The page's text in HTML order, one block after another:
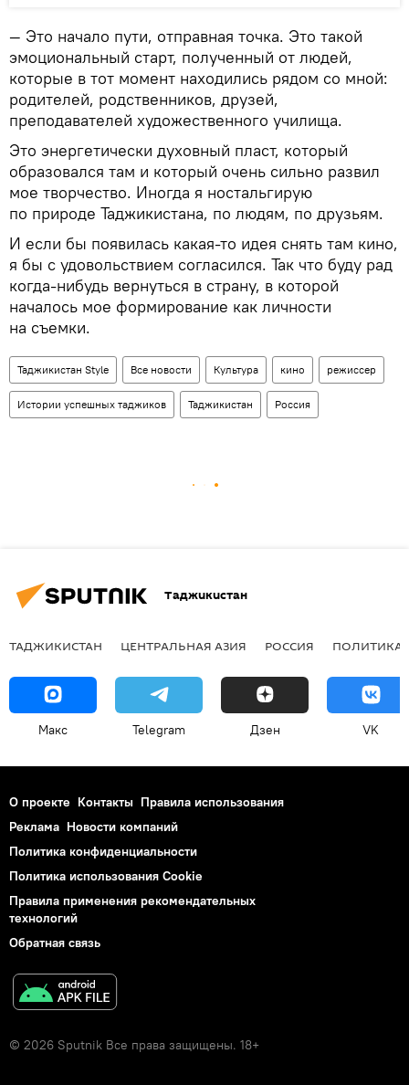
— Это начало пути, отправная точка. Это такой
эмоциональный старт, полученный от людей,
которые в тот момент находились рядом со мной:
родителей, родственников, друзей,
преподавателей художественного училища.
Это энергетически духовный пласт, который
образовался там и который очень сильно развил
мое творчество. Иногда я ностальгирую
по природе Таджикистана, по людям, по друзьям.
И если бы появилась какая-то идея снять там кино,
я бы с удовольствием согласился. Так что буду рад
когда-нибудь вернуться в страну, в которой
началось мое формирование как личности
на съемки.
Таджикистан Style Все новости Культура кино режиссер
Истории успешных таджиков Таджикистан Россия
Таджикистан
ТАДЖИКИСТАН ЦЕНТРАЛЬНАЯ АЗИЯ РОССИЯ ПОЛИТИКА
Макс Telegram Дзен VK
О проекте Контакты Правила использования
Реклама Новости компаний
Политика конфиденциальности
Политика использования Cookie
Правила применения рекомендательных
технологий
Обратная связь
© 2026 Sputnik Все права защищены. 18+